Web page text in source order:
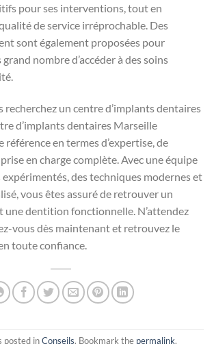
pour ses interventions, tout en
de service irréprochable. Des
sont également proposées pour
nombre d’accéder à des soins
recherchez un centre d’implants dentaires
d’implants dentaires Marseille
référence en termes d’expertise, de
en charge complète. Avec une équipe
des techniques modernes et
vous êtes assuré de retrouver un
une dentition fonctionnelle. N’attendez
vous dès maintenant et retrouvez le
toute confiance.
posted inConseils. Bookmark the permalink.